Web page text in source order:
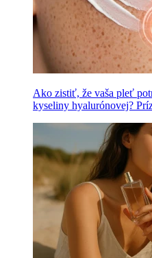
Ako zistiť, že vaša pleť
kyseliny hyalurónovej?